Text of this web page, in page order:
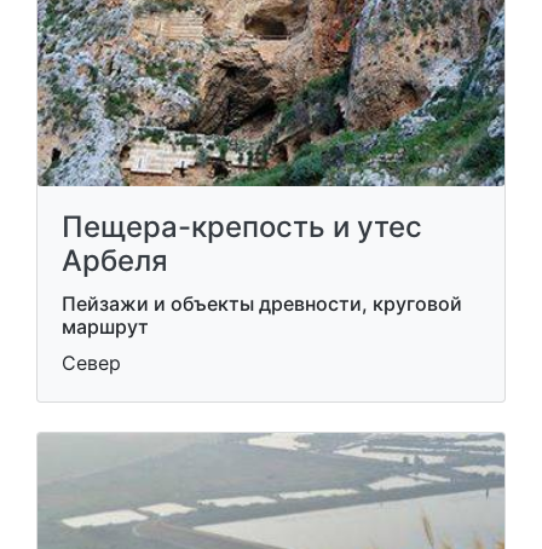
Пещера-крепость и утес
Арбеля
Пейзажи и объекты древности, круговой
маршрут
Север